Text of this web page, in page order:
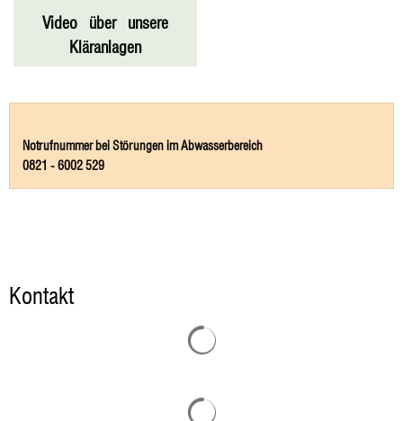
Video über unsere
Kläranlagen
Notrufnummer bei Störungen im Abwasserbereich
0821 - 6002 529
Kontakt